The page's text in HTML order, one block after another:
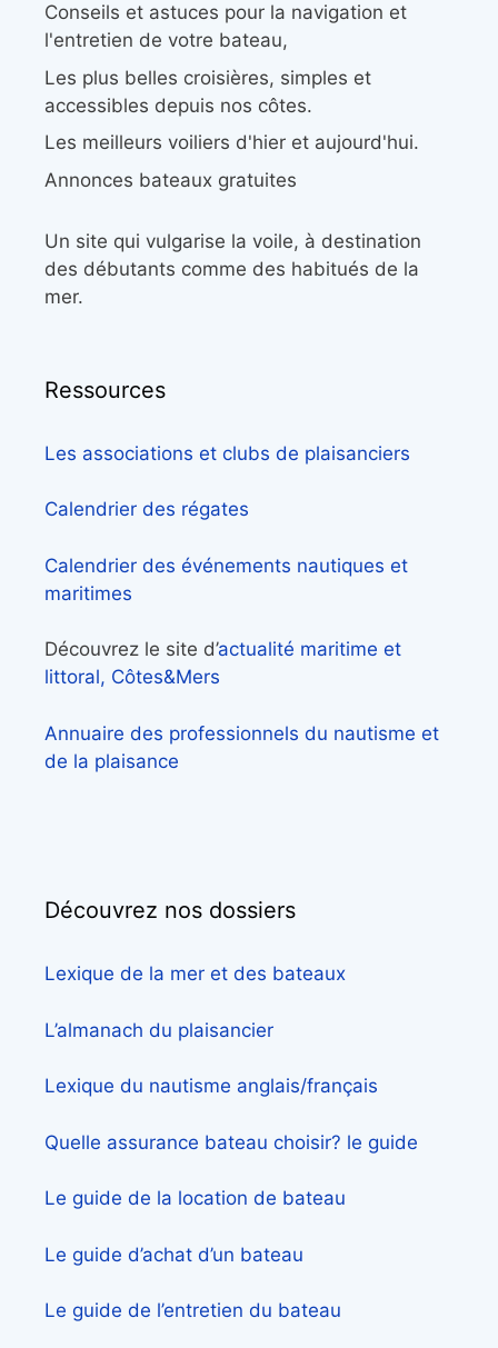
Conseils et astuces pour la navigation et
l'entretien de votre bateau,
Les plus belles croisières, simples et
accessibles depuis nos côtes.
Les meilleurs voiliers d'hier et aujourd'hui.
Annonces bateaux gratuites
Un site qui vulgarise la voile, à destination
des débutants comme des habitués de la
mer.
Ressources
Les associations et clubs de plaisanciers
Calendrier des régates
Calendrier des événements nautiques et
maritimes
Découvrez le site d’actualité maritime et
littoral, Côtes&Mers
Annuaire des professionnels du nautisme et
de la plaisance
Découvrez nos dossiers
Lexique de la mer et des bateaux
L’almanach du plaisancier
Lexique du nautisme anglais/français
Quelle assurance bateau choisir? le guide
Le guide de la location de bateau
Le guide d’achat d’un bateau
Le guide de l’entretien du bateau